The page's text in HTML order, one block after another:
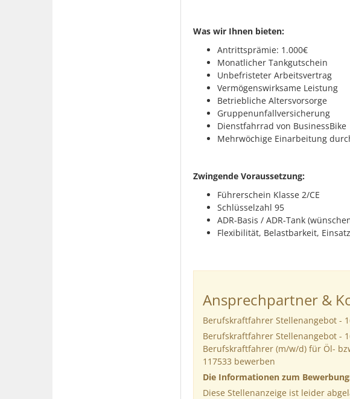
Was wir Ihnen bieten:
Antrittsprämie: 1.000€
Monatlicher Tankgutschein
Unbefristeter Arbeitsvertrag
Vermögenswirksame Leistung
Betriebliche Altersvorsorge
Gruppenunfallversicherung
Dienstfahrrad von BusinessBike
Mehrwöchige Einarbeitung
Zwingende Voraussetzung:
Führerschein Klasse 2/CE
Schlüsselzahl 95
ADR-Basis / ADR-Tank
Flexibilität, Belastbarkeit,
Ansprechpartner &
Berufskraftfahrer Stellenangebot -
Berufskraftfahrer Stellenangebot -
Berufskraftfahrer (m/w/d) für Öl-
117533 bewerben
Die Informationen zum
Diese Stellenanzeige ist leider